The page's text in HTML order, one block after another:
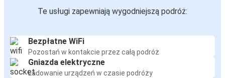
Te usługi zapewniają wygodniejszą podróż:
Bezpłatne WiFi
Pozostań w kontakcie przez całą podróż
Gniazda elektryczne
Ładowanie urządzeń w czasie podróży